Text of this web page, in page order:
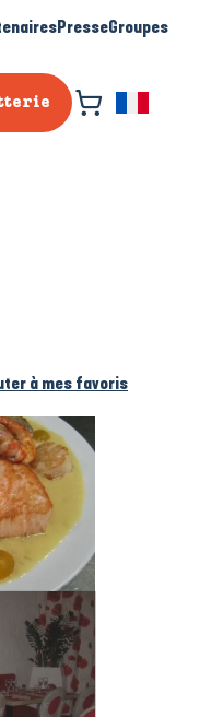
PresseGroupes
favoris
à mes favoris